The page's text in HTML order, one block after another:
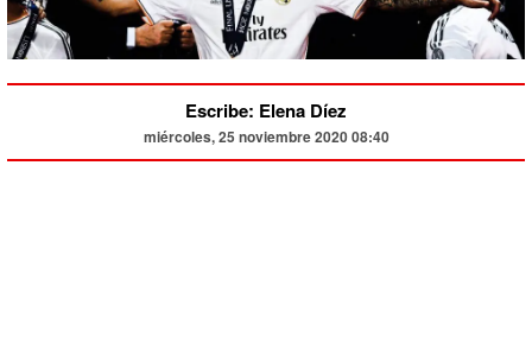
Escribe: Elena Díez
miércoles, 25 noviembre 2020 08:40